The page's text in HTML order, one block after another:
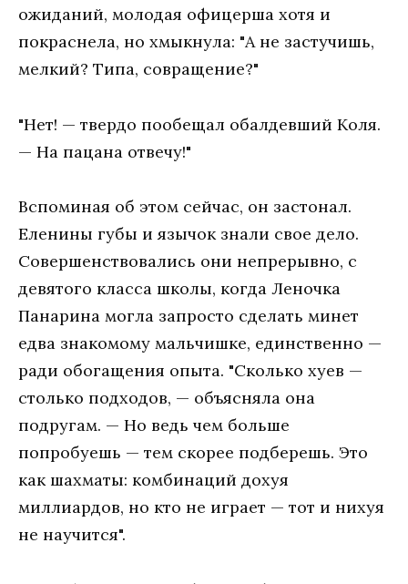
ожиданий, молодая офицерша хотя и
покраснела, но хмыкнула: "А не застучишь,
мелкий? Типа, совращение?"
"Нет! — твердо пообещал обалдевший Коля.
— На пацана отвечу!"
Вспоминая об этом сейчас, он застонал.
Еленины губы и язычок знали свое дело.
Совершенствовались они непрерывно, с
девятого класса школы, когда Леночка
Панарина могла запросто сделать минет
едва знакомому мальчишке, единственно —
ради обогащения опыта. "Сколько хуев —
столько подходов, — объясняла она
подругам. — Но ведь чем больше
попробуешь — тем скорее подберешь. Это
как шахматы: комбинаций дохуя
миллиардов, но кто не играет — тот и нихуя
не научится".